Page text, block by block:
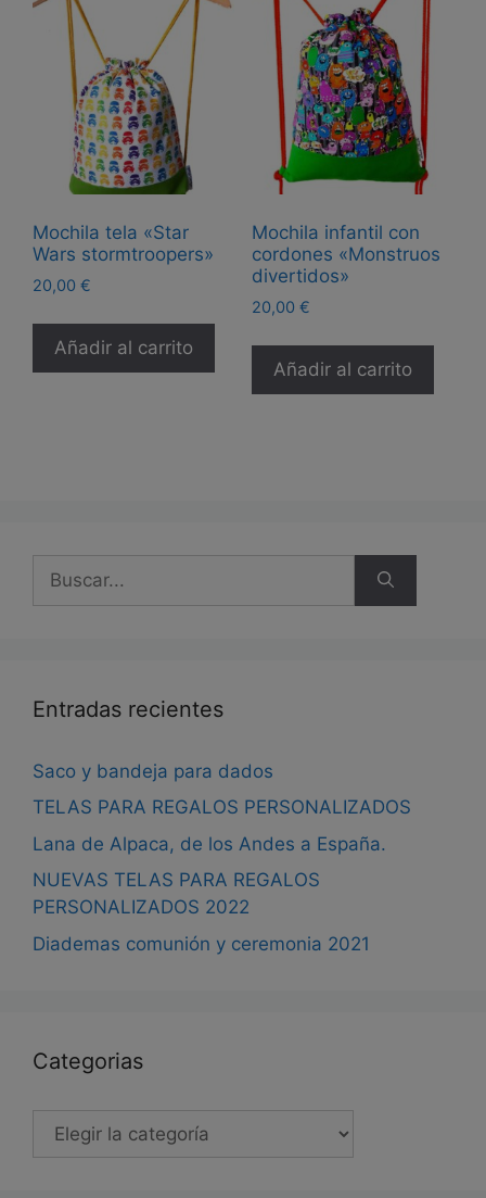
Mochila tela «Star
Wars stormtroopers»
20,00 €
Añadir al carrito
Mochila infantil con
cordones «Monstruos
divertidos»
20,00 €
Añadir al carrito
Entradas recientes
Saco y bandeja para dados
TELAS PARA REGALOS PERSONALIZADOS
Lana de Alpaca, de los Andes a España.
NUEVAS TELAS PARA REGALOS
PERSONALIZADOS 2022
Diademas comunión y ceremonia 2021
Categorias
Categorias